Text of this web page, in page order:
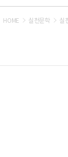
HOME 실천문학 실